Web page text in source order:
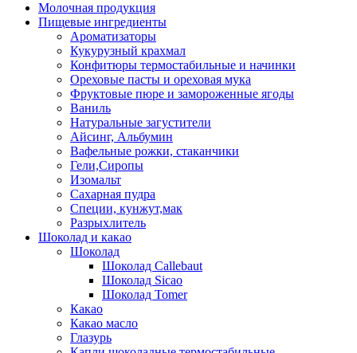
Молочная продукция
Пищевые ингредиенты
Ароматизаторы
Кукурузный крахмал
Конфитюры термостабильные и начинки
Ореховые пасты и ореховая мука
Фруктовые пюре и замороженные ягоды
Ваниль
Натуральные загустители
Айсинг, Альбумин
Вафельные рожки, стаканчики
Гели,Сиропы
Изомальт
Сахарная пудра
Специи, кунжут,мак
Разрыхлитель
Шоколад и какао
Шоколад
Шоколад Callebaut
Шоколад Sicao
Шоколад Tomer
Какао
Какао масло
Глазурь